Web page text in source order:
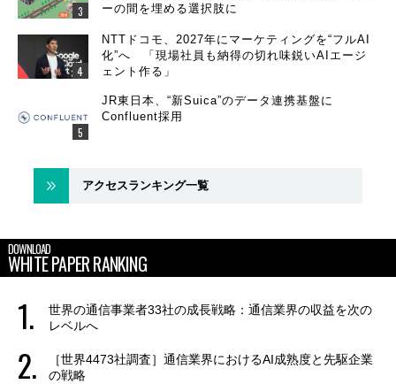
ーの間を埋める選択肢に
NTTドコモ、2027年にマーケティングを“フルAI
化”へ 「現場社員も納得の切れ味鋭いAIエージ
ェント作る」
JR東日本、“新Suica”のデータ連携基盤に
Confluent採用
アクセスランキング一覧
DOWNLOAD
WHITE PAPER RANKING
世界の通信事業者33社の成長戦略：通信業界の収益を次の
レベルへ
［世界4473社調査］通信業界におけるAI成熟度と先駆企業
の戦略